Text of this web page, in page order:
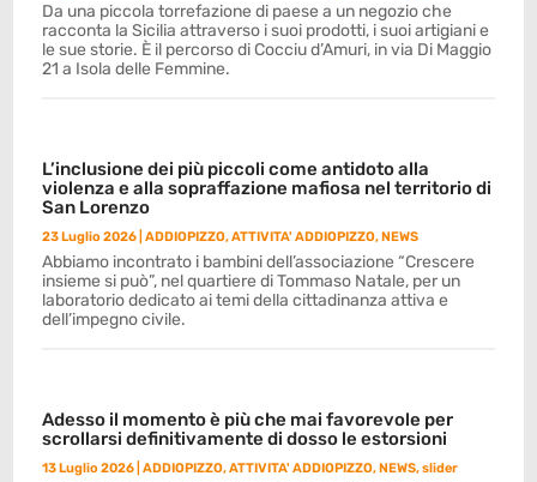
Da una piccola torrefazione di paese a un negozio che
racconta la Sicilia attraverso i suoi prodotti, i suoi artigiani e
le sue storie. È il percorso di Cocciu d’Amuri, in via Di Maggio
21 a Isola delle Femmine.
L’inclusione dei più piccoli come antidoto alla
violenza e alla sopraffazione mafiosa nel territorio di
San Lorenzo
23 Luglio 2026 |ADDIOPIZZO,ATTIVITA' ADDIOPIZZO, NEWS
Abbiamo incontrato i bambini dell’associazione “Crescere
insieme si può”, nel quartiere di Tommaso Natale, per un
laboratorio dedicato ai temi della cittadinanza attiva e
dell’impegno civile.
Adesso il momento è più che mai favorevole per
scrollarsi definitivamente di dosso le estorsioni
13 Luglio 2026 |ADDIOPIZZO,ATTIVITA' ADDIOPIZZO, NEWS,slider